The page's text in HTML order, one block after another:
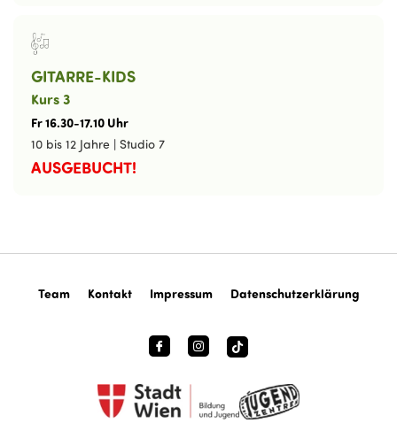
GITARRE-KIDS
Kurs 3
Fr16.30-17.10 Uhr
10 bis 12 Jahre | Studio 7
AUSGEBUCHT!
Team Kontakt Impressum Datenschutzerklärung